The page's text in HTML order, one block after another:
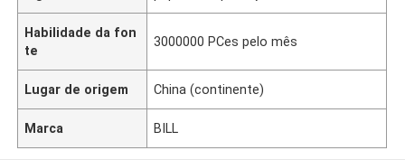
Habilidade da fon
te
3000000 PCes pelo mês
Lugar de origem China (continente)
Marca BILL